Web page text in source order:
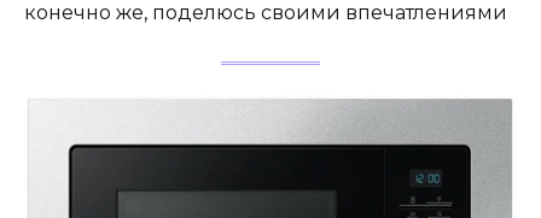
конечно же, поделюсь своими впечатлениями